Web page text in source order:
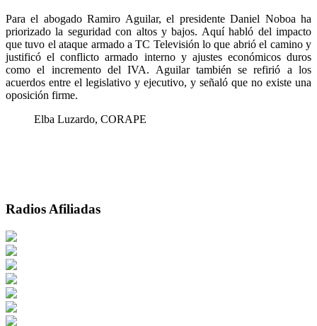
Para el abogado Ramiro Aguilar, el presidente Daniel Noboa ha
priorizado la seguridad con altos y bajos. Aquí habló del impacto
que tuvo el ataque armado a TC Televisión lo que abrió el camino y
justificó el conflicto armado interno y ajustes económicos duros
como el incremento del IVA. Aguilar también se refirió a los
acuerdos entre el legislativo y ejecutivo, y señaló que no existe una
oposición firme.
Elba Luzardo, CORAPE
Radios Afiliadas